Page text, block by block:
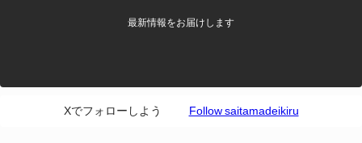
最新情報をお届けします
Xでフォローしよう Follow saitamadeikiru